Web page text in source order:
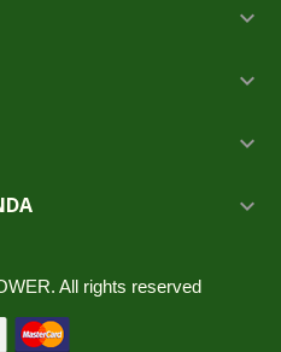




All rights reserved